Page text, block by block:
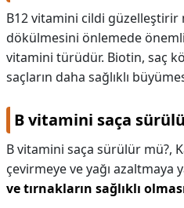
B12 vitamini cildi güzelleştirir
dökülmesini önlemede
vitamini türüdür. Biotin, saç
saçların daha sağlıklı
B vitamini saça
B vitamini saça sürülür mü?,
çevirmeye ve yağı azaltmaya
ve tırnakların sağlıklı